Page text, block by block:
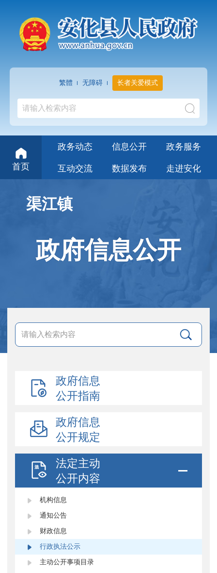
繁體 无障碍 长者关爱模式
首页
政务动态 信息公开 政务服务
互动交流 数据发布 走进安化
渠江镇
政府信息公开
政府信息
公开指南
政府信息
公开规定
法定主动
公开内容
机构信息
通知公告
财政信息
行政执法公示
主动公开事项目录